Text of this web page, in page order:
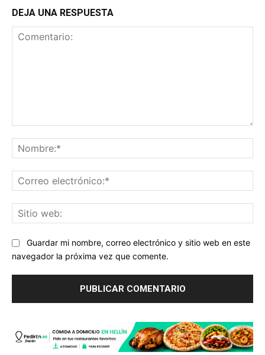
DEJA UNA RESPUESTA
Guardar mi nombre, correo electrónico y sitio web en este
navegador la próxima vez que comente.